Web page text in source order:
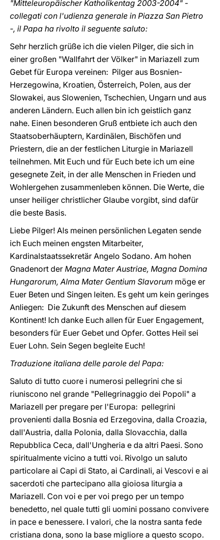
"Mitteleuropäischer Katholikentag 2003-2004" -
collegati con l'udienza generale in Piazza San Pietro
-, il Papa ha rivolto il seguente saluto:
Sehr herzlich grüße ich die vielen Pilger, die sich in
einer großen "Wallfahrt der Völker" in Mariazell zum
Gebet für Europa vereinen: Pilger aus Bosnien-
Herzegowina, Kroatien, Österreich, Polen, aus der
Slowakei, aus Slowenien, Tschechien, Ungarn und aus
anderen Ländern. Euch allen bin ich geistlich ganz
nahe. Einen besonderen Gruß entbiete ich auch den
Staatsoberhäuptern, Kardinälen, Bischöfen und
Priestern, die an der festlichen Liturgie in Mariazell
teilnehmen. Mit Euch und für Euch bete ich um eine
gesegnete Zeit, in der alle Menschen in Frieden und
Wohlergehen zusammenleben können. Die Werte, die
unser heiliger christlicher Glaube vorgibt, sind dafür
die beste Basis.
Liebe Pilger! Als meinen persönlichen Legaten sende
ich Euch meinen engsten Mitarbeiter,
Kardinalstaatssekretär Angelo Sodano. Am hohen
Gnadenort der Magna Mater Austriae, Magna Domina
Hungarorum, Alma Mater Gentium Slavorum möge er
Euer Beten und Singen leiten. Es geht um kein geringes
Anliegen: Die Zukunft des Menschen auf diesem
Kontinent! Ich danke Euch allen für Euer Engagement,
besonders für Euer Gebet und Opfer. Gottes Heil sei
Euer Lohn. Sein Segen begleite Euch!
Traduzione italiana delle parole del Papa:
Saluto di tutto cuore i numerosi pellegrini che si
riuniscono nel grande "Pellegrinaggio dei Popoli" a
Mariazell per pregare per l'Europa: pellegrini
provenienti dalla Bosnia ed Erzegovina, dalla Croazia,
dall'Austria, dalla Polonia, dalla Slovacchia, dalla
Repubblica Ceca, dall'Ungheria e da altri Paesi. Sono
spiritualmente vicino a tutti voi. Rivolgo un saluto
particolare ai Capi di Stato, ai Cardinali, ai Vescovi e ai
sacerdoti che partecipano alla gioiosa liturgia a
Mariazell. Con voi e per voi prego per un tempo
benedetto, nel quale tutti gli uomini possano convivere
in pace e benessere. I valori, che la nostra santa fede
cristiana dona, sono la base migliore a questo scopo.